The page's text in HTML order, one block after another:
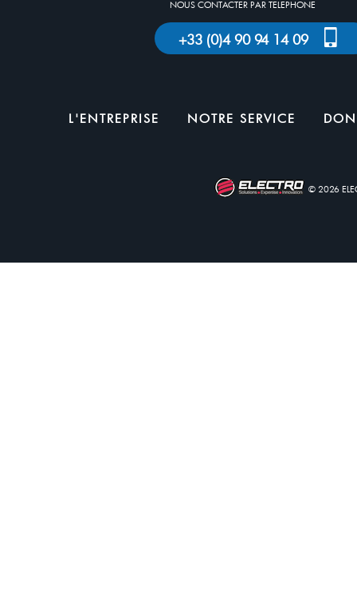
NOUS CONTACTER PAR TELEPHONE
+33 (0)4 90 94 14 09
L'ENTREPRISE NOTRE SERVICE
© 2026